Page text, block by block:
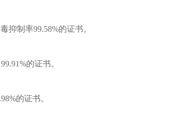
抑制率99.58%的证书。
的证书。
的证书。